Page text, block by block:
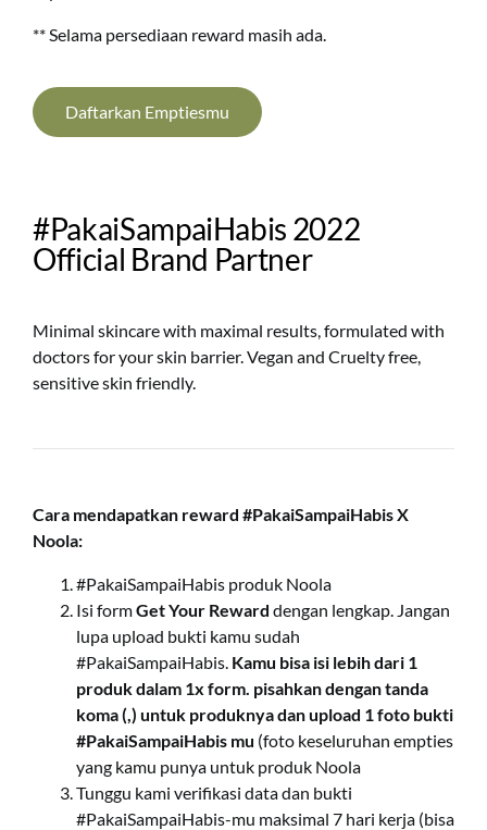
** Selama persediaan reward masih ada.
Daftarkan Emptiesmu
#PakaiSampaiHabis 2022
Official Brand Partner
Minimal skincare with maximal results, formulated with
doctors for your skin barrier. Vegan and Cruelty free,
sensitive skin friendly.
Cara mendapatkan reward #PakaiSampaiHabis X
Noola:
#PakaiSampaiHabis produk Noola
Isi formGet Your Reward dengan lengkap. Jangan
lupa upload bukti kamu sudah
#PakaiSampaiHabis. Kamu bisa isi lebih dari 1
produk dalam 1x form. pisahkan dengan tanda
koma (,) untuk produknya dan upload 1 foto bukti
#PakaiSampaiHabis mu (foto keseluruhan empties
yang kamu punya untuk produk Noola
Tunggu kami verifikasi data dan bukti
#PakaiSampaiHabis-mu maksimal 7 hari kerja (bisa